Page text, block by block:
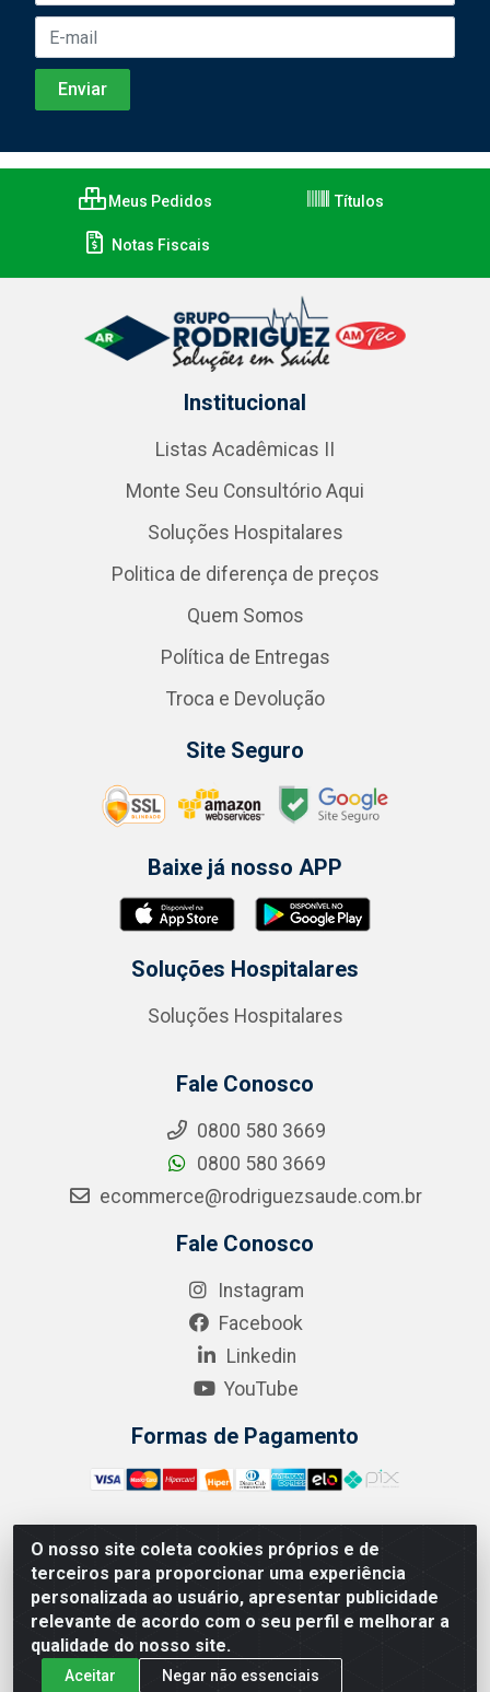
O nosso site coleta cookies próprios e de
terceiros para proporcionar uma experiência
personalizada ao usuário, apresentar publicidade
relevante de acordo com o seu perfil e melhorar a
qualidade do nosso site.
Aceitar Negar não essenciais
Meus Pedidos Títulos
Notas Fiscais
Institucional
Listas Acadêmicas II
Monte Seu Consultório Aqui
Soluções Hospitalares
Politica de diferença de preços
Quem Somos
Política de Entregas
Troca e Devolução
Site Seguro
Baixe já nosso APP
Soluções Hospitalares
Soluções Hospitalares
Fale Conosco
0800 580 3669
0800 580 3669
ecommerce@rodriguezsaude.com.br
Fale Conosco
Instagram
Facebook
Linkedin
YouTube
Formas de Pagamento
A.R. RODRIGUEZ SOLUÇÕES EM SAÚDE - Endereço Av.
Joaquim Nabuco, 2235 - Centro, Manaus - AM, CEP
69020-031 - CNPJ 04.562.591/0001-41